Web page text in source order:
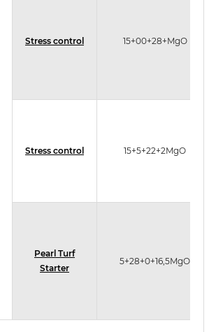
Stress control 15+00+28+MgO
Stress control 15+5+22+2MgO
Pearl Turf
Starter
5+28+0+16,5MgO